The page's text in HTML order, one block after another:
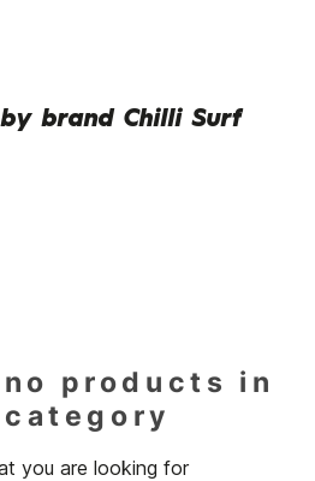
brand Chilli Surf
products in
you are looking for